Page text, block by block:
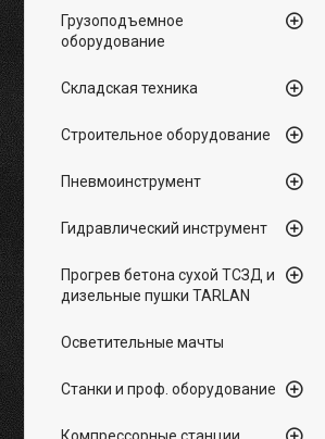
Грузоподъемное
оборудование
Складская техника
Строительное оборудование
Пневмоинструмент
Гидравлический инструмент
Прогрев бетона сухой ТСЗД и
дизельные пушки TARLAN
Осветительные мачты
Станки и проф. оборудование